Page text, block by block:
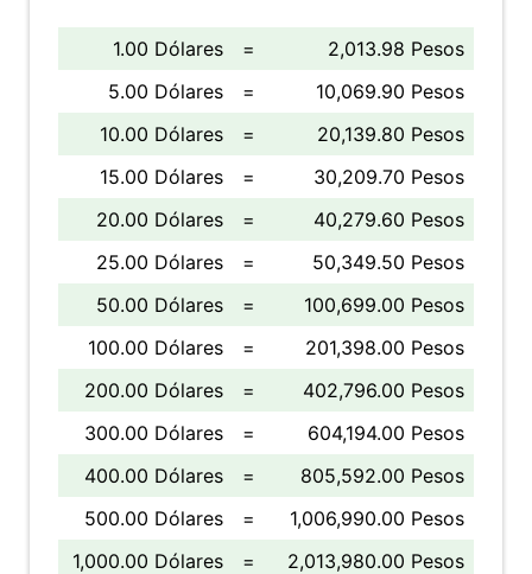
1.00 Dólares =
2,013.98 Pesos
5.00 Dólares
=
10,069.90 Pesos
10.00 Dólares
=
20,139.80 Pesos
15.00 Dólares
=
30,209.70 Pesos
20.00 Dólares
=
40,279.60 Pesos
25.00 Dólares
=
50,349.50 Pesos
50.00 Dólares
=
100,699.00 Pesos
100.00 Dólares
=
201,398.00 Pesos
200.00 Dólares
=
402,796.00 Pesos
300.00 Dólares
=
604,194.00 Pesos
400.00 Dólares
=
805,592.00 Pesos
500.00 Dólares
=
1,006,990.00 Pesos
1,000.00 Dólares
=
2,013,980.00 Pesos